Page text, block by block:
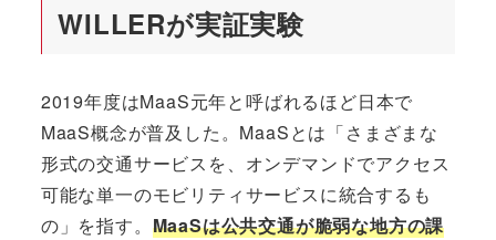
WILLERが実証実験
2019年度はMaaS元年と呼ばれるほど日本で
MaaS概念が普及した。MaaSとは「さまざまな
形式の交通サービスを、オンデマンドでアクセス
可能な単一のモビリティサービスに統合するも
の」を指す。 MaaSは公共交通が脆弱な地方の課